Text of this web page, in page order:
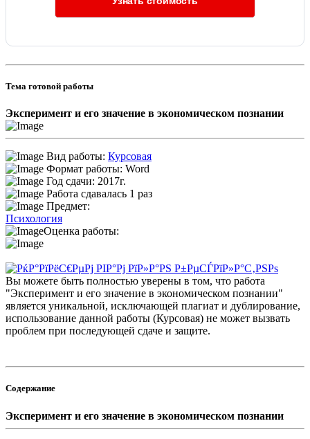
Тема готовой работы
Эксперимент и его значение в экономическом познании
Вид работы: Курсовая
Формат работы: Word
Год сдачи: 2017г.
Работа сдавалась 1 раз
Предмет:
Психология
Оценка работы:
Вы можете быть полностью уверены в том, что работа
"Эксперимент и его значение в экономическом познании"
является уникальной, исключающей плагиат и дублирование,
использование данной работы (Курсовая) не может вызвать
проблем при последующей сдаче и защите.
Содержание
Эксперимент и его значение в экономическом познании